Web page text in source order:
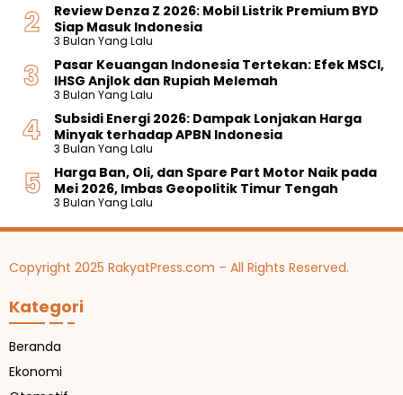
Review Denza Z 2026: Mobil Listrik Premium BYD
Siap Masuk Indonesia
3 Bulan Yang Lalu
Pasar Keuangan Indonesia Tertekan: Efek MSCI,
IHSG Anjlok dan Rupiah Melemah
3 Bulan Yang Lalu
Subsidi Energi 2026: Dampak Lonjakan Harga
Minyak terhadap APBN Indonesia
3 Bulan Yang Lalu
Harga Ban, Oli, dan Spare Part Motor Naik pada
Mei 2026, Imbas Geopolitik Timur Tengah
3 Bulan Yang Lalu
Copyright 2025 RakyatPress.com – All Rights Reserved.
Kategori
Beranda
Ekonomi